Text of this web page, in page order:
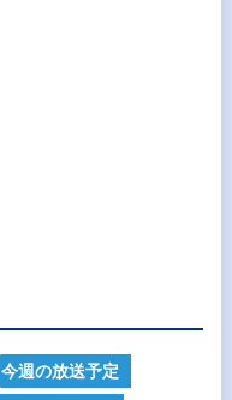
今週の放送予定